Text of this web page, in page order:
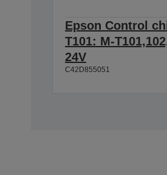
Epson Control
T101: M-
24V
C42D855051